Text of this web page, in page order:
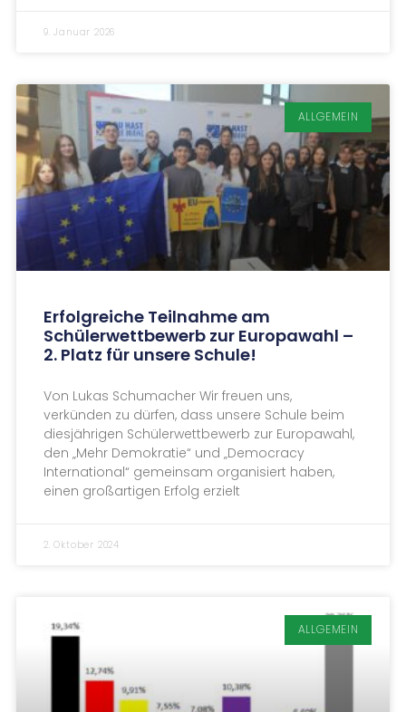
9. Januar 2026
ALLGEMEIN
Erfolgreiche Teilnahme am
Schülerwettbewerb zur Europawahl –
2. Platz für unsere Schule!
Von Lukas Schumacher Wir freuen uns,
verkünden zu dürfen, dass unsere Schule beim
diesjährigen Schülerwettbewerb zur Europawahl,
den „Mehr Demokratie“ und „Democracy
International“ gemeinsam organisiert haben,
einen großartigen Erfolg erzielt
2. Oktober 2024
ALLGEMEIN